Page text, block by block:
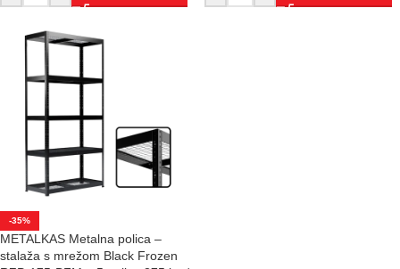
-35%
METALKAS Metalna polica –
stalaža s mrežom Black Frozen